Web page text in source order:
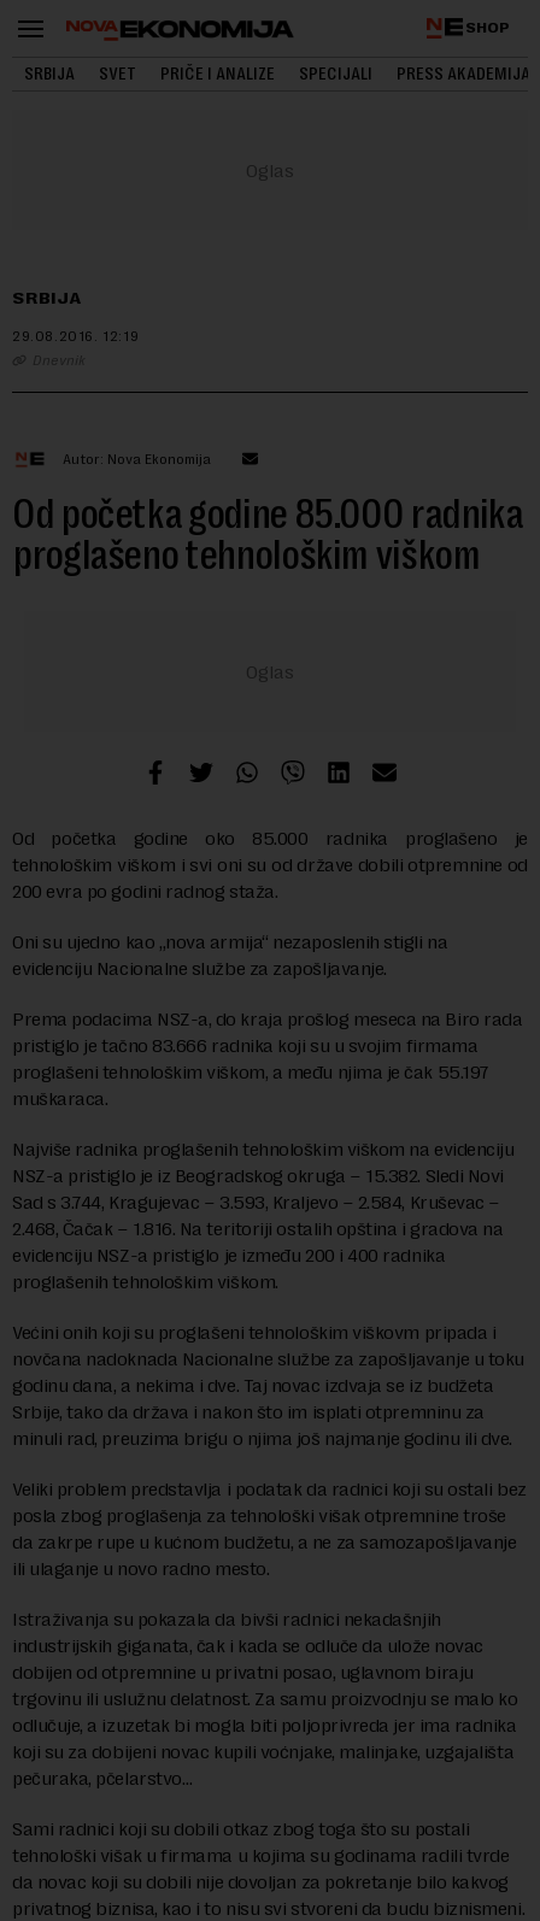
SHOP
SRBIJA SVET PRIČE I ANALIZE SPECIJALI PRESS AKADEMIJA
SRBIJA
29.08.2016. 12:19
Dnevnik
Autor: Nova Ekonomija
Od početka godine 85.000 radnika
proglašeno tehnološkim viškom
Od početka godine oko 85.000 radnika proglašeno je
tehnološkim viškom i svi oni su od države dobili otpremnine od
200 evra po godini radnog staža.
Oni su ujedno kao „nova armija“ nezaposlenih stigli na
evidenciju Nacionalne službe za zapošljavanje.
Prema podacima NSZ-a, do kraja prošlog meseca na Biro rada
pristiglo je tačno 83.666 radnika koji su u svojim firmama
proglašeni tehnološkim viškom, a među njima je čak 55.197
muškaraca.
Najviše radnika proglašenih tehnološkim viškom na evidenciju
NSZ-a pristiglo je iz Beogradskog okruga – 15.382. Sledi Novi
Sad s 3.744, Kragujevac – 3.593, Kraljevo – 2.584, Kruševac –
2.468, Čačak – 1.816. Na teritoriji ostalih opština i gradova na
evidenciju NSZ-a pristiglo je između 200 i 400 radnika
proglašenih tehnološkim viškom.
Većini onih koji su proglašeni tehnološkim viškovm pripada i
novčana nadoknada Nacionalne službe za zapošljavanje u toku
godinu dana, a nekima i dve. Taj novac izdvaja se iz budžeta
Srbije, tako da država i nakon što im isplati otpremninu za
minuli rad, preuzima brigu o njima još najmanje godinu ili dve.
Veliki problem predstavlja i podatak da radnici koji su ostali bez
posla zbog proglašenja za tehnološki višak otpremnine troše
da zakrpe rupe u kućnom budžetu, a ne za samozapošljavanje
ili ulaganje u novo radno mesto.
Istraživanja su pokazala da bivši radnici nekadašnjih
industrijskih giganata, čak i kada se odluče da ulože novac
dobijen od otpremnine u privatni posao, uglavnom biraju
trgovinu ili uslužnu delatnost. Za samu proizvodnju se malo ko
odlučuje, a izuzetak bi mogla biti poljoprivreda jer ima radnika
koji su za dobijeni novac kupili voćnjake, malinjake, uzgajališta
pečuraka, pčelarstvo…
Sami radnici koji su dobili otkaz zbog toga što su postali
tehnološki višak u firmama u kojima su godinama radili tvrde
da novac koji su dobili nije dovoljan za pokretanje bilo kakvog
privatnog biznisa, kao i to nisu svi stvoreni da budu biznismeni.